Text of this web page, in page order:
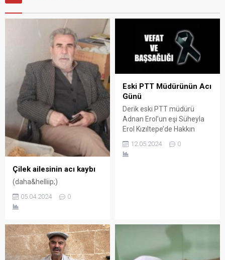
Çilek ailesinin acı kaybı
(daha&helliip;)
05.04.2024 0
Eski PTT Müdürünün Acı
Günü
Derik eski PTT müdürü
Adnan Erol’un eşi Süheyla
Erol Kızıltepe’de Hakkın
rahmetine kavuşmuştur.
12.05.2024 0